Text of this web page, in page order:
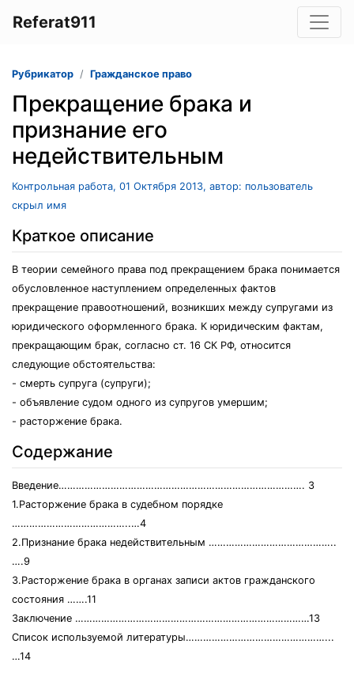
Referat911
Рубрикатор Гражданское право
Прекращение брака и
признание его
недействительным
Контрольная работа, 01 Октября 2013, автор: пользователь
скрыл имя
Краткое описание
В теории семейного права под прекращением брака понимается
обусловленное наступлением определенных фактов
прекращение правоотношений, возникших между супругами из
юридического оформленного брака. К юридическим фактам,
прекращающим брак, согласно ст. 16 СК РФ, относится
следующие обстоятельства:
- смерть супруга (супруги);
- объявление судом одного из супругов умершим;
- расторжение брака.
Содержание
Введение…………………………………………………………………………. 3
1.Расторжение брака в судебном порядке
…………………………………..…4
2.Признание брака недействительным ……………………………………..
….9
3.Расторжение брака в органах записи актов гражданского
состояния …….11
Заключение ………………………………………………………………………13
Список используемой литературы…………………………………………...
…14